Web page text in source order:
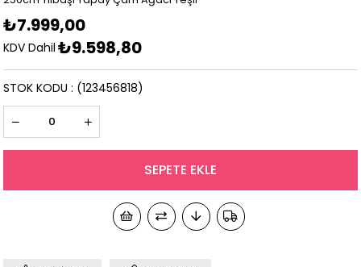
₺7.999,00
KDV Dahil ₺9.598,80
(123456818)
STOK KODU